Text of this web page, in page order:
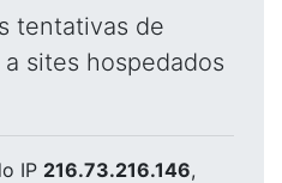
tentativas de
sites hospedados
IP 216.73.216.146,